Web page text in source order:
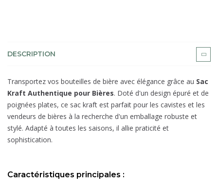
DESCRIPTION
Transportez vos bouteilles de bière avec élégance grâce au Sac
Kraft Authentique pour Bières. Doté d'un design épuré et de
poignées plates, ce sac kraft est parfait pour les cavistes et les
vendeurs de bières à la recherche d'un emballage robuste et
stylé. Adapté à toutes les saisons, il allie praticité et
sophistication.
Caractéristiques principales :